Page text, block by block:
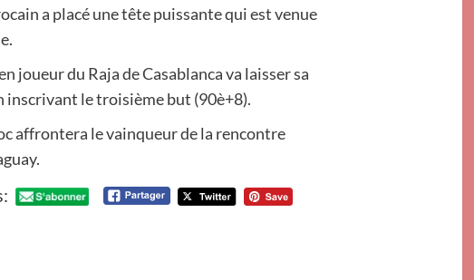
a placé une tête puissante qui est venue
joueur du Raja de Casablanca va laisser sa
inscrivant le troisième but (90è+8).
affrontera le vainqueur de la rencontre